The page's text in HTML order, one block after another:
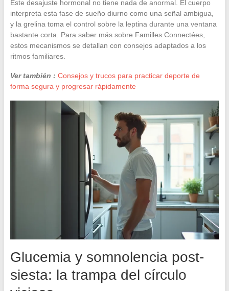
Este desajuste hormonal no tiene nada de anormal. El cuerpo
interpreta esta fase de sueño diurno como una señal ambigua,
y la grelina toma el control sobre la leptina durante una ventana
bastante corta. Para saber más sobre Familles Connectées,
estos mecanismos se detallan con consejos adaptados a los
ritmos familiares.
Ver también : Consejos y trucos para practicar deporte de
forma segura y progresar rápidamente
Glucemia y somnolencia post-
siesta: la trampa del círculo